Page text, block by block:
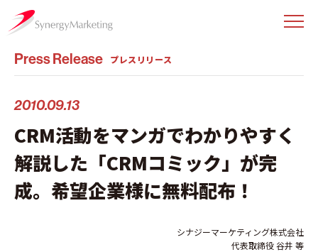
Press Release プレスリリース
CRM活動をマンガでわかりやすく
解説した「CRMコミック」が完
成。希望企業様に無料配布！
2010.09.13
シナジーマーケティング株式会社
代表取締役 谷井 等